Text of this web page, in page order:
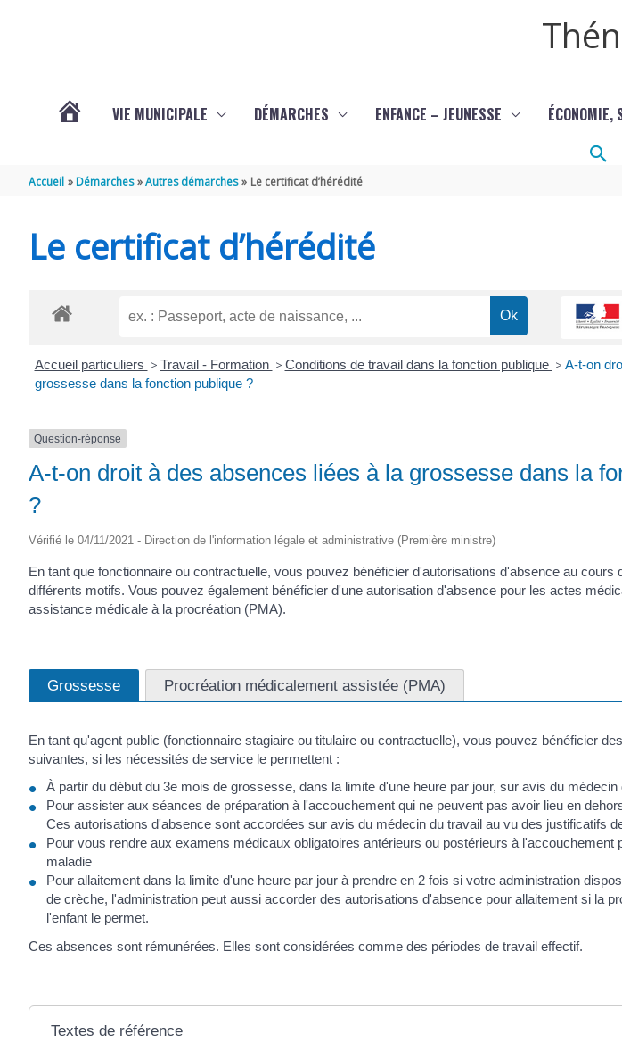
THÉNAC
VIE MUNICIPALE DÉMARCHES ENFANCE – JEUNESSE ÉCONOMIE,
Accueil Démarches Autres démarches Le certificat d’hérédité
Le certificat d’hérédité
Accueil particuliers > Travail - Formation > Conditions de travail dans la fonction publique > A-t-on
grossesse dans la fonction publique ?
Question-réponse
A-t-on droit à des absences liées à la grossesse dans la
?
Vérifié le 04/11/2021 - Direction de l'information légale et administrative (Première ministre)
En tant que fonctionnaire ou contractuelle, vous pouvez bénéficier d'autorisations d'absence au cours
différents motifs. Vous pouvez également bénéficier d'une autorisation d'absence pour les actes
assistance médicale à la procréation (PMA).
Grossesse Procréation médicalement assistée (PMA)
En tant qu'agent public (fonctionnaire stagiaire ou titulaire ou contractuelle), vous pouvez bénéficier
suivantes, si les nécessités de service le permettent :
À partir du début du 3e mois de grossesse, dans la limite d'une heure par jour, sur avis du médecin
Pour assister aux séances de préparation à l'accouchement qui ne peuvent pas avoir lieu en
Ces autorisations d'absence sont accordées sur avis du médecin du travail au vu des justificatifs
Pour vous rendre aux examens médicaux obligatoires antérieurs ou postérieurs à l'accouchement
maladie
Pour allaitement dans la limite d'une heure par jour à prendre en 2 fois si votre administration
de crèche, l'administration peut aussi accorder des autorisations d'absence pour allaitement si la
l'enfant le permet.
Ces absences sont rémunérées. Elles sont considérées comme des périodes de travail effectif.
Textes de référence